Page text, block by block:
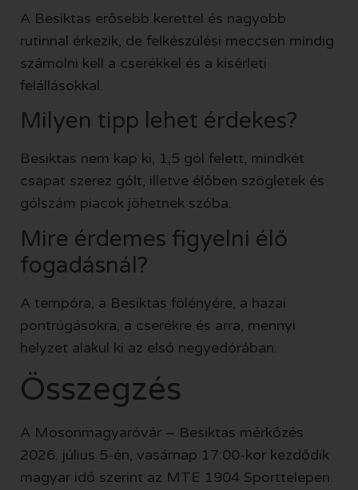
A Besiktas erősebb kerettel és nagyobb
rutinnal érkezik, de felkészülési meccsen mindig
számolni kell a cserékkel és a kísérleti
felállásokkal.
Milyen tipp lehet érdekes?
Besiktas nem kap ki, 1,5 gól felett, mindkét
csapat szerez gólt, illetve élőben szögletek és
gólszám piacok jöhetnek szóba.
Mire érdemes figyelni élő
fogadásnál?
A tempóra, a Besiktas fölényére, a hazai
pontrúgásokra, a cserékre és arra, mennyi
helyzet alakul ki az első negyedórában.
Összegzés
A Mosonmagyaróvár – Besiktas mérkőzés
2026. július 5-én, vasárnap 17:00-kor kezdődik
magyar idő szerint az MTE 1904 Sporttelepen.